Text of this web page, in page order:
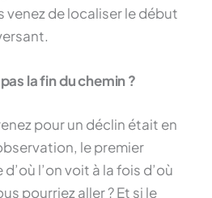
venez de localiser le début
la fin du chemin ?
pour un déclin était en
le premier
l’on voit à la fois d’où
pourriez aller ? Et si le